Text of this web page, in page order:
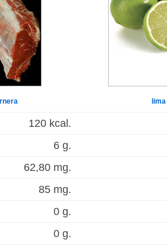
lima
120 kcal.
6 g.
62,80 mg.
85 mg.
0 g.
0 g.